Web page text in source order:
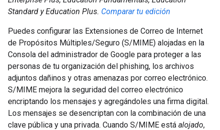
Standard y Education Plus. Comparar tu edición
Puedes configurar las Extensiones de Correo de Internet
de Propósitos Múltiples/Seguro (S/MIME) alojadas en la
Consola del administrador de Google para proteger a las
personas de tu organización del phishing, los archivos
adjuntos dañinos y otras amenazas por correo electrónico.
S/MIME mejora la seguridad del correo electrónico
encriptando los mensajes y agregándoles una firma digital.
Los mensajes se desencriptan con la combinación de una
clave pública y una privada. Cuando S/MIME está alojado,